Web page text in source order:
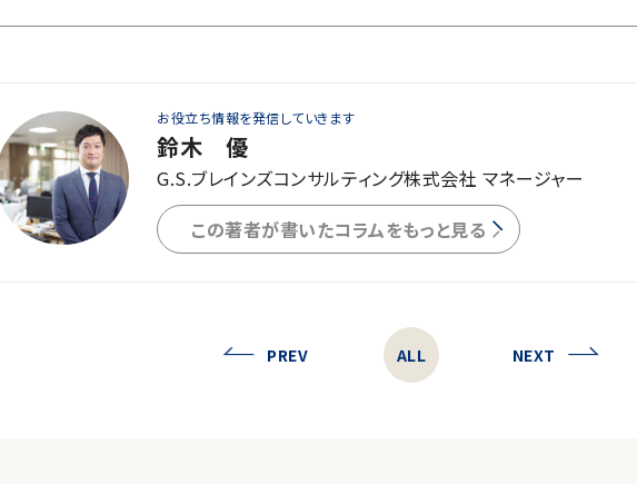
お役立ち情報を発信していきます
鈴木 優
G.S.ブレインズコンサルティング株式会社 マネージャー
この著者が書いたコラムをもっと見る
PREV ALL NEXT